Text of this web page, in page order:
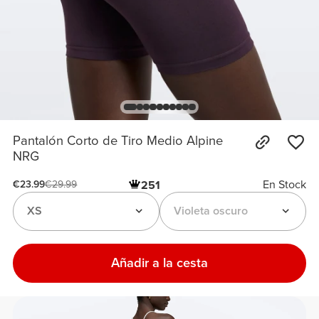
Pantalón Corto de Tiro Medio Alpine
NRG
€23.99€29.99 251
En Stock
Violeta oscuro
XS
Añadir a la cesta